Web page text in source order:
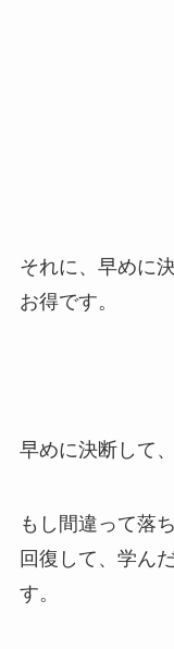
それに、早めに
お得です。
早めに決断して
もし間違って落
回復して、学ん
す。